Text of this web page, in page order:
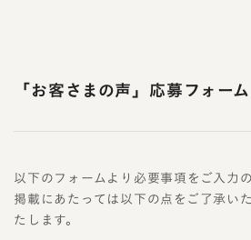
「お客さまの声」応募フォーム
以下のフォームより必要事項をご入力
掲載にあたっては以下の点をご了承い
たします。